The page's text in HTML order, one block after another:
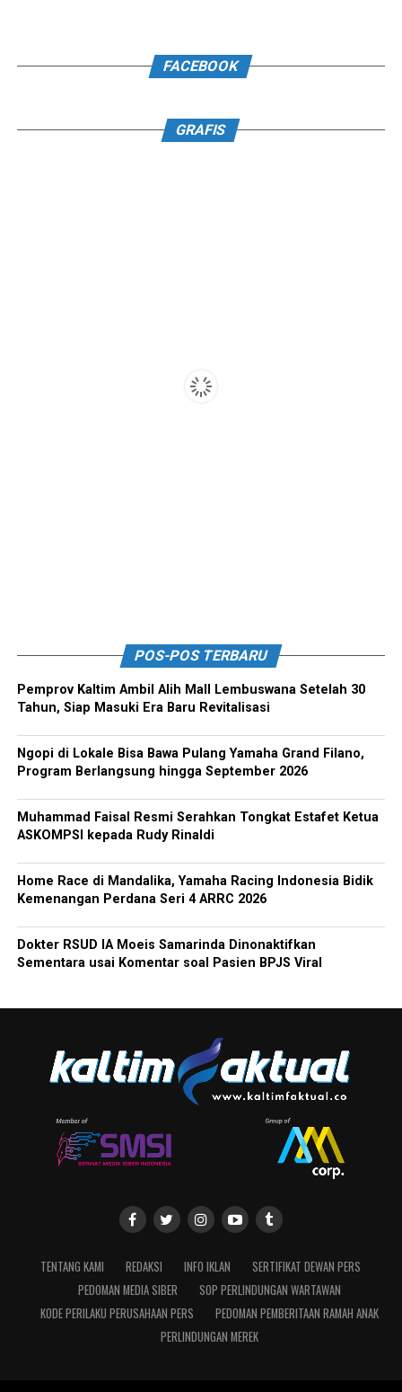
FACEBOOK
GRAFIS
POS-POS TERBARU
Pemprov Kaltim Ambil Alih Mall Lembuswana Setelah 30
Tahun, Siap Masuki Era Baru Revitalisasi
Ngopi di Lokale Bisa Bawa Pulang Yamaha Grand Filano,
Program Berlangsung hingga September 2026
Muhammad Faisal Resmi Serahkan Tongkat Estafet Ketua
ASKOMPSI kepada Rudy Rinaldi
Home Race di Mandalika, Yamaha Racing Indonesia Bidik
Kemenangan Perdana Seri 4 ARRC 2026
Dokter RSUD IA Moeis Samarinda Dinonaktifkan
Sementara usai Komentar soal Pasien BPJS Viral
TENTANG KAMI REDAKSI INFO IKLAN
SERTIFIKAT DEWAN PERS
PEDOMAN MEDIA SIBER
SOP PERLINDUNGAN WARTAWAN
KODE PERILAKU PERUSAHAAN PERS
PEDOMAN PEMBERITAAN RAMAH ANAK
PERLINDUNGAN MEREK